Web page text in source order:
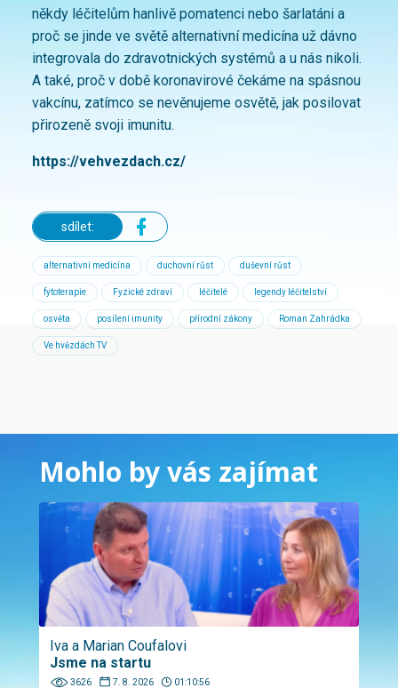
někdy léčitelům hanlivě pomatenci nebo šarlatáni a
proč se jinde ve světě alternativní medicína už dávno
integrovala do zdravotnických systémů a u nás nikoli.
A také, proč v době koronavirové čekáme na spásnou
vakcínu, zatímco se nevěnujeme osvětě, jak posilovat
přirozeně svoji imunitu.
https://vehvezdach.cz/
sdílet:
alternativní medicína duchovní růst duševní růst
fytoterapie Fyzické zdraví léčitelé legendy léčitelství
osvěta posílení imunity přírodní zákony Roman Zahrádka
Ve hvězdách TV
Mohlo by vás zajímat
Iva a Marian Coufalovi
Jsme na startu
3626 7. 8. 2026 01:10:56